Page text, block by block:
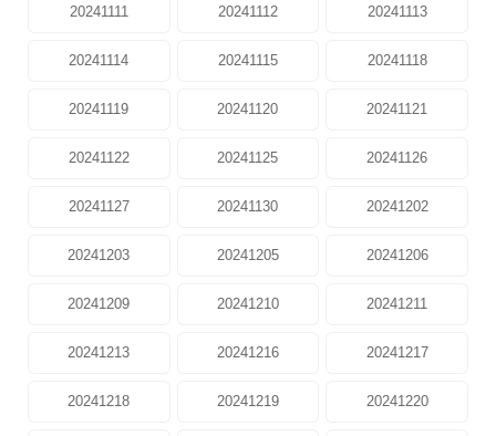
20241111 20241112 20241113
20241114 20241115 20241118
20241119 20241120 20241121
20241122 20241125 20241126
20241127 20241130 20241202
20241203 20241205 20241206
20241209 20241210 20241211
20241213 20241216 20241217
20241218 20241219 20241220